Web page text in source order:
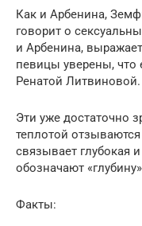
Как и Арбенина,
говорит о
и Арбенина,
певицы уверены, что
Ренатой Литвиновой.
Эти уже достаточно
теплотой отзываются
связывает глубокая
обозначают
Факты: